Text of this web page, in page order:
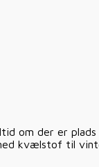
om der er
kvælstof til